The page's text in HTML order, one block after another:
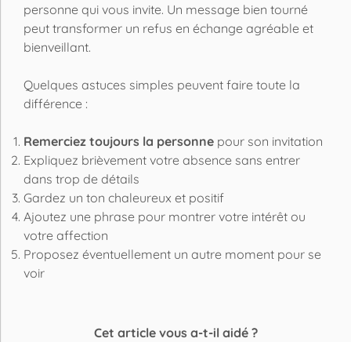
personne qui vous invite. Un message bien tourné
peut transformer un refus en échange agréable et
bienveillant.
Quelques astuces simples peuvent faire toute la
différence :
Remerciez toujours la personne pour son invitation
Expliquez brièvement votre absence sans entrer
dans trop de détails
Gardez un ton chaleureux et positif
Ajoutez une phrase pour montrer votre intérêt ou
votre affection
Proposez éventuellement un autre moment pour se
voir
Cet article vous a-t-il aidé ?